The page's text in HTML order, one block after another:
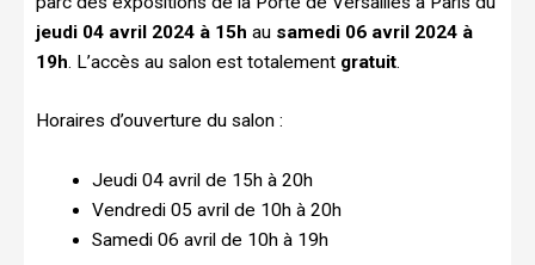
jeudi 04 avril 2024 à 15h au samedi 06 avril 2024 à
19h . L’accès au salon est totalement gratuit
Horaires d’ouverture du salon :
Jeudi 04 avril de 15h à 20h
Vendredi 05 avril de 10h à 20h
Samedi 06 avril de 10h à 19h